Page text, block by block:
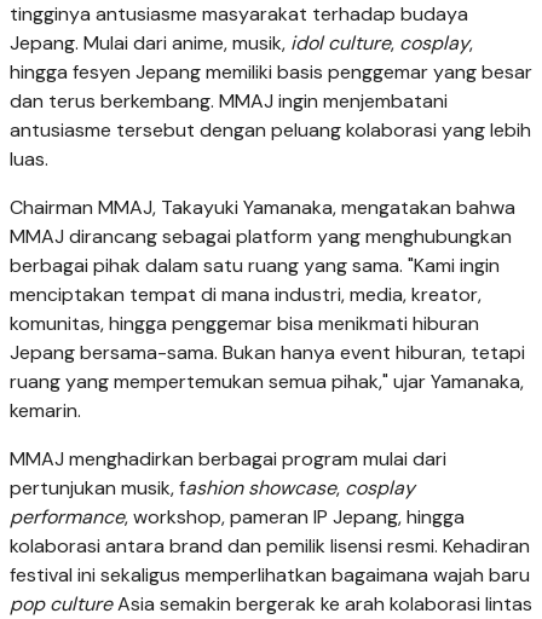
tingginya antusiasme masyarakat terhadap budaya
Jepang. Mulai dari anime, musik, idol culture, cosplay,
hingga fesyen Jepang memiliki basis penggemar yang besar
dan terus berkembang. MMAJ ingin menjembatani
antusiasme tersebut dengan peluang kolaborasi yang lebih
luas.
Chairman MMAJ, Takayuki Yamanaka, mengatakan bahwa
MMAJ dirancang sebagai platform yang menghubungkan
berbagai pihak dalam satu ruang yang sama. "Kami ingin
menciptakan tempat di mana industri, media, kreator,
komunitas, hingga penggemar bisa menikmati hiburan
Jepang bersama-sama. Bukan hanya event hiburan, tetapi
ruang yang mempertemukan semua pihak," ujar Yamanaka,
kemarin.
MMAJ menghadirkan berbagai program mulai dari
pertunjukan musik, fashion showcase, cosplay
performance, workshop, pameran IP Jepang, hingga
kolaborasi antara brand dan pemilik lisensi resmi. Kehadiran
festival ini sekaligus memperlihatkan bagaimana wajah baru
pop cultureAsia semakin bergerak ke arah kolaborasi lintas